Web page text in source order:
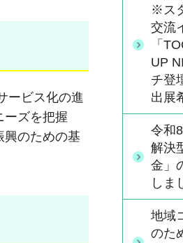
ービス化の進
ーズを把握
興のための基
※ス
交流
「
UP
チ登
出展
令和
解決
金」
しま
地域
のた